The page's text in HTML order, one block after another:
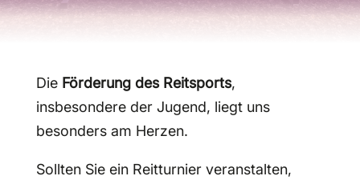
Die Förderung des Reitsports,
insbesondere der Jugend, liegt uns
besonders am Herzen.
Sollten Sie ein Reitturnier veranstalten,